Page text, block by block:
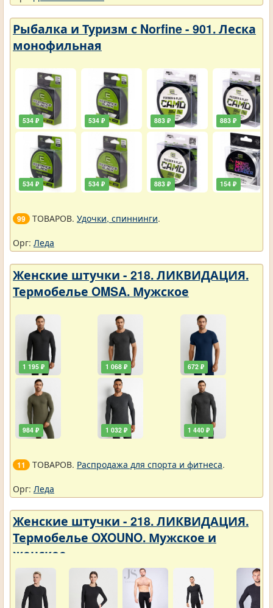
Рыбалка и Туризм с Norfine - 901. Леска
монофильная
534 ₽
534 ₽
534 ₽
534 ₽
883 ₽
883 ₽
883 ₽
154 ₽
99 ТОВАРОВ. Удочки, спиннинги.
Орг: Леда
Женские штучки - 218. ЛИКВИДАЦИЯ.
Термобелье OMSA. Мужское
1 195 ₽
984 ₽
1 068 ₽
1 032 ₽
672 ₽
1 440 ₽
11 ТОВАРОВ. Распродажа для спорта и фитнеса.
Орг: Леда
Женские штучки - 218. ЛИКВИДАЦИЯ.
Термобелье OXOUNO. Мужское и
женское